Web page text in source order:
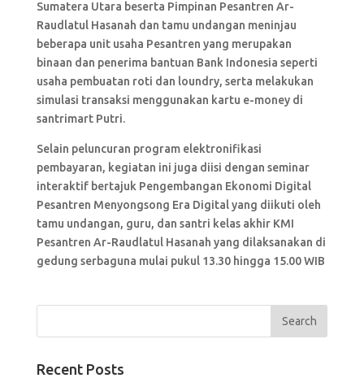
Sumatera Utara beserta Pimpinan Pesantren Ar-
Raudlatul Hasanah dan tamu undangan meninjau
beberapa unit usaha Pesantren yang merupakan
binaan dan penerima bantuan Bank Indonesia seperti
usaha pembuatan roti dan loundry, serta melakukan
simulasi transaksi menggunakan kartu e-money di
santrimart Putri.
Selain peluncuran program elektronifikasi
pembayaran, kegiatan ini juga diisi dengan seminar
interaktif bertajuk Pengembangan Ekonomi Digital
Pesantren Menyongsong Era Digital yang diikuti oleh
tamu undangan, guru, dan santri kelas akhir KMI
Pesantren Ar-Raudlatul Hasanah yang dilaksanakan di
gedung serbaguna mulai pukul 13.30 hingga 15.00 WIB
Recent Posts